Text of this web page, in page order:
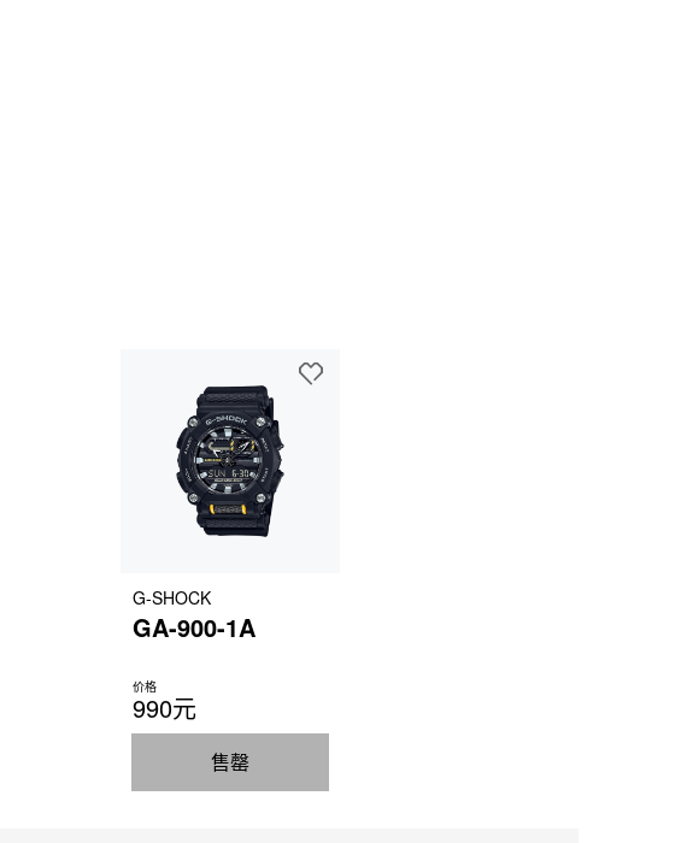
G-SHOCK
GA-900-1A
价格
990元
售罄